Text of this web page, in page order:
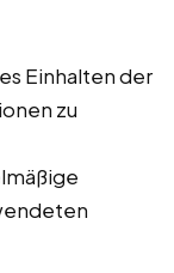
Einhalten der
zu